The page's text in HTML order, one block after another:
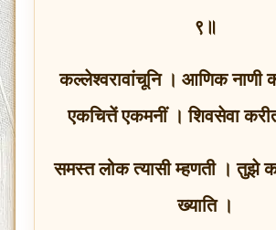
९॥
कल्लेश्वरावांचूनि । आणिक नाणी
एकचित्तें एकमनीं । शिवसेवा
समस्त लोक त्यासी म्हणती । तुझे
ख्याति ।